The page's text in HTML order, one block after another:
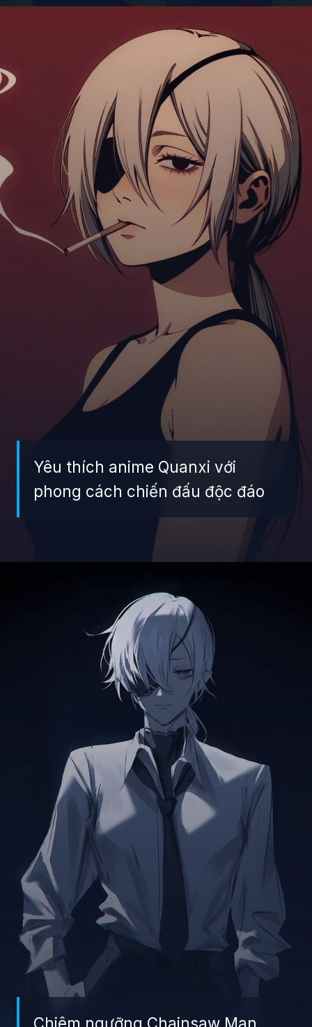
https://giaydabonghana.com/quanxi
Yêu thích anime Quanxi với
phong cách chiến đấu độc đáo
Chiêm ngưỡng Chainsaw Man